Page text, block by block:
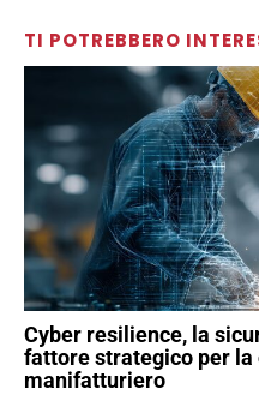
TI POTREBBERO
Cyber resilience, la
fattore strategico per la
manifatturiero